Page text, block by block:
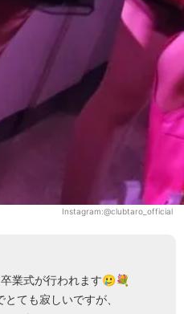
Instagram:@clubtaro_official
業式が行われます🥲💐
ても寂しいですが、